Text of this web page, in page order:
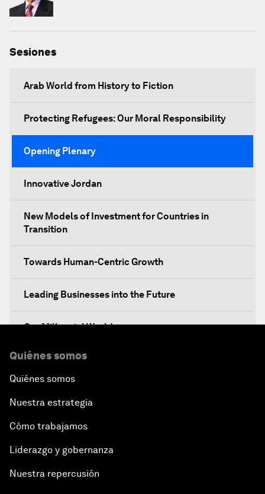
Sesiones
Arab World from History to Fiction
Protecting Refugees: Our Moral Responsibility
Opening Plenary
Innovative Jordan
New Models of Investment for Countries in
Transition
Towards Human-Centric Growth
Leading Businesses into the Future
Our Millennial World
Finding the $100 Billion for Infrastructure
The Future of Europe
Rebuilding for Peace
Quiénes somos
Quiénes somos
Nuestra estrategia
Cómo trabajamos
Liderazgo y gobernanza
Nuestra repercusión